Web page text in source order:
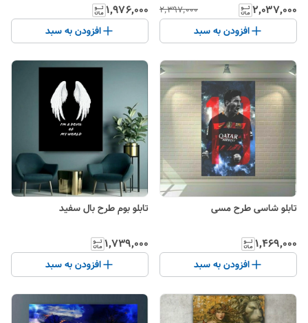
۲٬۰۳۷٬۰۰۰ ۲٬۳۹۷٬۰۰۰
افزودن به سبد
۱٬۹۷۶٬۰۰۰
افزودن به سبد
تابلو شاسی طرح مسی
۱٬۴۶۹٬۰۰۰
افزودن به سبد
تابلو بوم طرح بال سفید
۱٬۷۳۹٬۰۰۰
افزودن به سبد